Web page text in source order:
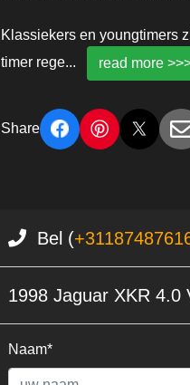
Klassiekers en youngtimers
timer rege... read more
Share
Bel (
1998 Jaguar XKR 4.0
Naam*